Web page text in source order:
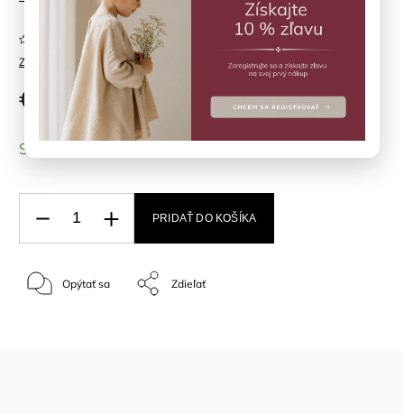
Značka: AYA&IDA
Neohodnotené
€34
SKLADOM
PRIDAŤ DO KOŠÍKA
Opýtať sa Zdieľať